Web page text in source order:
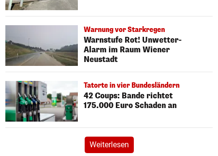
Warnung vor Starkregen
Warnstufe Rot! Unwetter-
Alarm im Raum Wiener
Neustadt
Tatorte in vier Bundesländern
42 Coups: Bande richtet
175.000 Euro Schaden an
Weiterlesen